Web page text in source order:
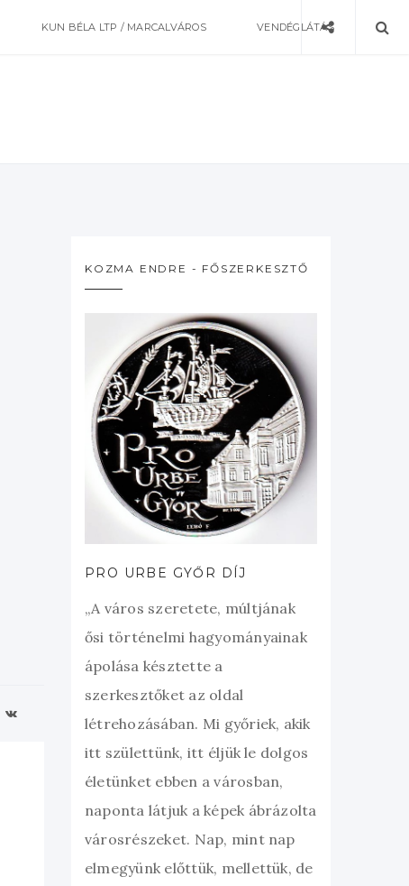
KUN BÉLA LTP / MARCALVÁROS VENDÉGLÁTÁS
KOZMA ENDRE - FŐSZERKESZTŐ
PRO URBE GYŐR DÍJ
„A város szeretete, múltjának
ősi történelmi hagyományainak
ápolása késztette a
szerkesztőket az oldal
létrehozásában. Mi győriek, akik
itt születtünk, itt éljük le dolgos
életünket ebben a városban,
naponta látjuk a képek ábrázolta
városrészeket. Nap, mint nap
elmegyünk előttük, mellettük, de